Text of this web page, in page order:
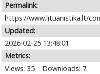
Permalink:
https://www.lituanistika.lt/
Updated:
2026-02-25 13:48:01
Metrics:
Views: 35
Downloads: 7